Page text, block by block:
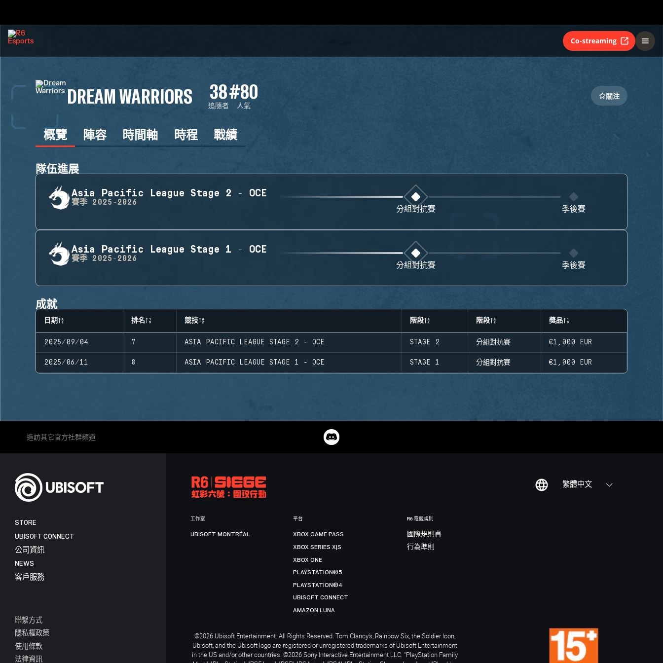
Co-streaming
DREAM WARRIORS 38
追隨者
#80
人氣
關注
概覽 陣容 時間軸 時程 戰績
隊伍進展
Asia Pacific League Stage 2 - OCE
賽季 2025-2026
分組對抗賽 季後賽
Asia Pacific League Stage 1 - OCE
賽季 2025-2026
分組對抗賽 季後賽
成就
日期 排名 競技 階段 階段 獎品
2025/09/04 7 ASIA PACIFIC LEAGUE STAGE 2 - OCE STAGE 2 分組對抗賽 €1,000 EUR
2025/06/11 8 ASIA PACIFIC LEAGUE STAGE 1 - OCE STAGE 1 分組對抗賽 €1,000 EUR
造訪其它官方社群頻道
繁體中文
STORE
UBISOFT CONNECT
公司資訊
NEWS
客戶服務
聯繫方式
隱私權政策
使用條款
法律資訊
工作室
UBISOFT MONTRÉAL
平台
XBOX GAME PASS
XBOX SERIES X|S
XBOX ONE
PLAYSTATION®5
PLAYSTATION®4
UBISOFT CONNECT
AMAZON LUNA
R6 電競規則
國際規則書
行為準則
©2026 Ubisoft Entertainment. All Rights Reserved. Tom Clancy’s, Rainbow Six, the Soldier Icon,
Ubisoft, and the Ubisoft logo are registered or unregistered trademarks of Ubisoft Entertainment
in the US and/or other countries. ©2026 Sony Interactive Entertainment LLC. "PlayStation Family